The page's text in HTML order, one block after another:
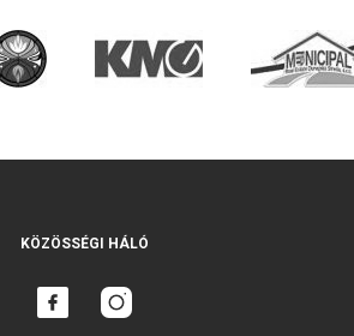
KÖZÖSSÉGI HÁLÓ